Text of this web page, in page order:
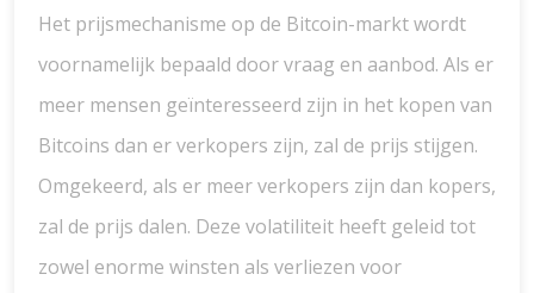
Het prijsmechanisme op de Bitcoin-markt wordt
voornamelijk bepaald door vraag en aanbod. Als er
meer mensen geïnteresseerd zijn in het kopen van
Bitcoins dan er verkopers zijn, zal de prijs stijgen.
Omgekeerd, als er meer verkopers zijn dan kopers,
zal de prijs dalen. Deze volatiliteit heeft geleid tot
zowel enorme winsten als verliezen voor